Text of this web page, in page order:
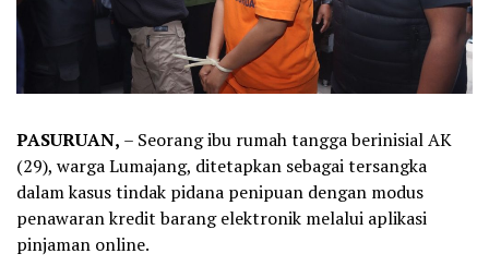
PASURUAN, – Seorang ibu rumah tangga berinisial AK
(29), warga Lumajang, ditetapkan sebagai tersangka
dalam kasus tindak pidana penipuan dengan modus
penawaran kredit barang elektronik melalui aplikasi
pinjaman online.